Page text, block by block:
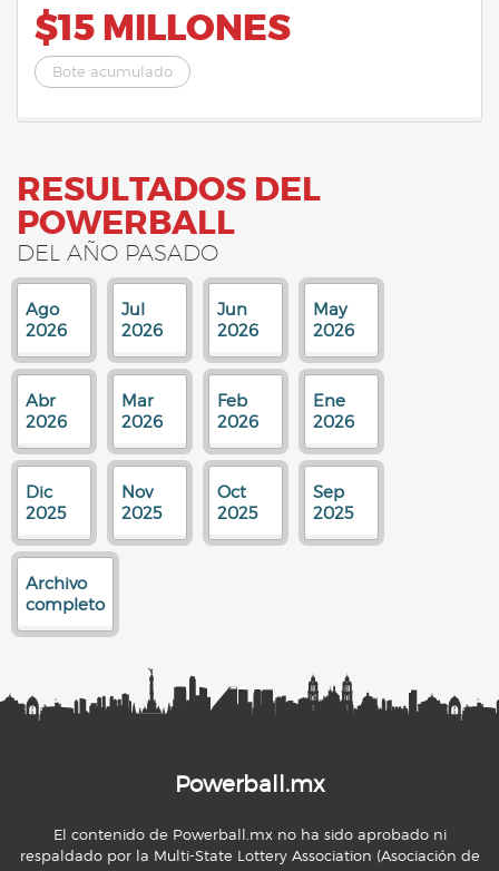
$15 MILLONES
Bote acumulado
RESULTADOS DEL
POWERBALL
DEL AÑO PASADO
Ago
2026
Jul
2026
Jun
2026
May
2026
Abr
2026
Mar
2026
Feb
2026
Ene
2026
Dic
2025
Nov
2025
Oct
2025
Sep
2025
Archivo
completo
Powerball.mx
El contenido de Powerball.mx no ha sido aprobado ni
respaldado por la Multi-State Lottery Association (Asociación de